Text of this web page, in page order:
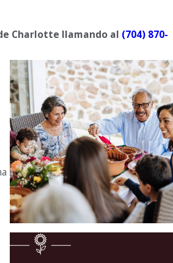
Charlotte llamando al (704) 870-